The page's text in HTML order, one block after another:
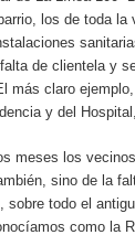
los de toda la
de clientela y
más claro
y del
meses los
sino de la
sobre todo el
como la